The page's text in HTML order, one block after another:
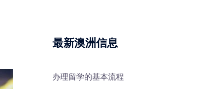
最新澳洲信息
办理留学的基本流程